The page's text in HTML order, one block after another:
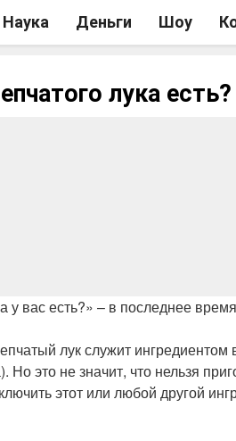
Наука Деньги Шоу
лука есть?
у вас есть?» – в последнее
лук служит
это не значит, что нельзя
этот или любой другой